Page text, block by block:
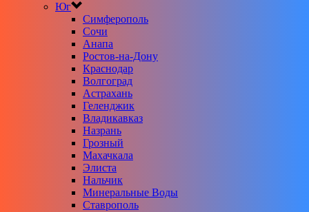
Юг
Симферополь
Сочи
Анапа
Ростов-на-Дону
Краснодар
Волгоград
Астрахань
Геленджик
Владикавказ
Назрань
Грозный
Махачкала
Элиста
Нальчик
Минеральные Воды
Ставрополь